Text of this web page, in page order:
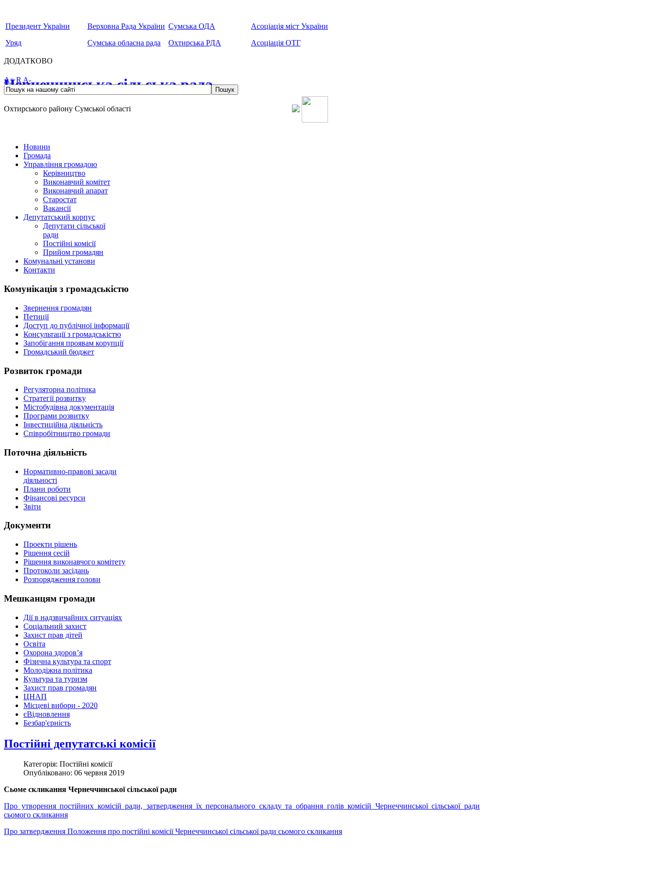
Президент України
Уряд
Верховна Рада України
Сумська обласна рада
Сумська ОДА
Охтирська РДА
Асоціація міст України
Асоціація ОТГ
ДОДАТКОВО
Чернеччинська сільська рада
Охтирського району Сумської області
A+ RA-
Пошук
Новини
Громада
Управління громадою
Керівництво
Виконавчий комітет
Виконавчий апарат
Старостат
Вакансії
Депутатський корпус
Депутати сільської
ради
Постійні комісії
Прийом громадян
Комунальні установи
Контакти
Комунікація з громадськістю
Звернення громадян
Петиції
Доступ до публічної інформації
Консультації з громадськістю
Запобігання проявам корупції
Громадський бюджет
Розвиток громади
Регуляторна політика
Стратегії розвитку
Містобудівна документація
Програми розвитку
Інвестиційна діяльність
Співробітництво громади
Поточна діяльність
Нормативно-правові засади
діяльності
Плани роботи
Фінансові ресурси
Звіти
Документи
Проекти рішень
Рішення сесій
Рішення виконавчого комітету
Протоколи засідань
Розпорядження голови
Мешканцям громади
Дії в надзвичайних ситуаціях
Соціальний захист
Захист прав дітей
Освіта
Охорона здоров’я
Фізична культура та спорт
Молодіжна політика
Культура та туризм
Захист прав громадян
ЦНАП
Місцеві вибори - 2020
єВідновлення
Безбар'єрність
Постійні депутатські комісії
Категорія: Постійні комісії
Опубліковано: 06 червня 2019
Сьоме скликання Чернеччинської сільської ради
Про утворення постійних комісій ради, затвердження їх персонального складу та обрання голів комісій Чернеччинської сільської ради
сьомого скликання
Про затвердження Положення про постійні комісії Чернеччинської сільської ради сьомого скликання